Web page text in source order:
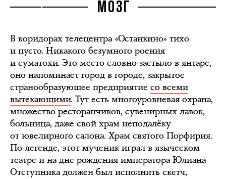
МОЗГ
В коридорах телецентра «Останкино» тихо
и пусто. Никакого безумного роения
и суматохи. Это место словно застыло в янтаре,
оно напоминает город в городе, закрытое
странообразующее предприятие со всеми
вытекающими. Тут есть многоуровневая охрана,
множество ресторанчиков, сувенирных лавок,
больница, даже свой храм неподалёку
от ювелирного салона. Храм святого Порфирия.
По легенде, этот мученик играл в языческом
театре и на дне рождения императора Юлиана
Отступника должен был исполнить скетч,